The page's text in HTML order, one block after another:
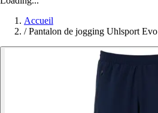
Accueil
/ Pantalon de jogging Uhlsport Evo